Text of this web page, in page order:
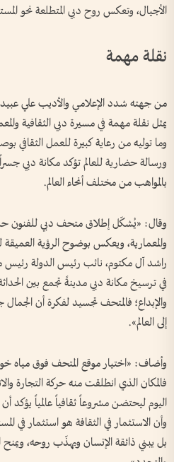
الأجيال، وتعكس روح دبي المتطلعة نحو
نقلة مهمة
من جهته شدد الإعلامي والأديب علي
يمثل نقلة مهمة في مسيرة دبي الثقافية
وما توليه من رعاية كبيرة للعمل الثقافي
ورسالة حضارية للعالم تؤكد مكانة دبي
بالمواهب من مختلف أنحاء العالم.
وقال: «يُشكّل إطلاق متحف دبي للفنون
والمعمارية، ويعكس بوضوح الرؤية
راشد آل مكتوم، نائب رئيس الدولة رئيس
في ترسيخ مكانة دبي مدينةً تجمع بين
والإبداع؛ فالمتحف تجسيد لفكرة أن
إلى العالم».
وأضاف: «اختيار موقع المتحف فوق مياه
فالمكان الذي انطلقت منه حركة التجارة
اليوم ليحتضن مشروعاً ثقافياً عالمياً يؤكد
وأن الاستثمار في الثقافة هو استثمار في
بل يبني ذائقة الإنسان ويهذّب روحه، ويمنح